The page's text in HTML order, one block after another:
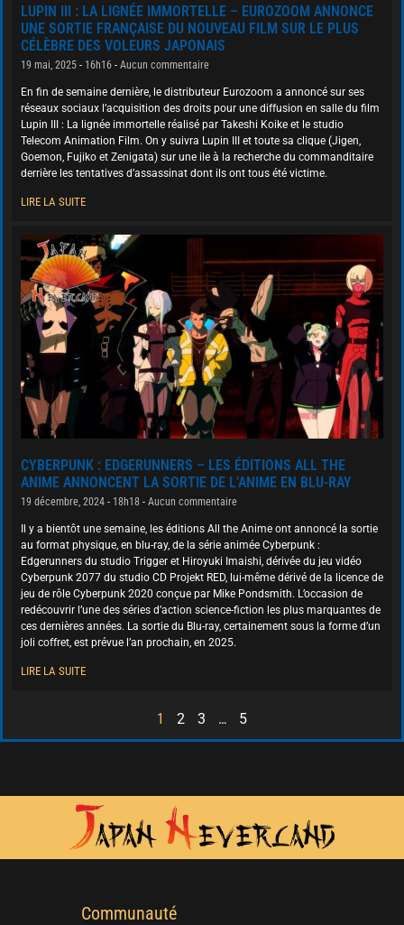
LUPIN III : LA LIGNÉE IMMORTELLE – EUROZOOM ANNONCE
UNE SORTIE FRANÇAISE DU NOUVEAU FILM SUR LE PLUS
CÉLÈBRE DES VOLEURS JAPONAIS
19 mai, 2025 16h16 Aucun commentaire
En fin de semaine dernière, le distributeur Eurozoom a annoncé sur ses
réseaux sociaux l’acquisition des droits pour une diffusion en salle du film
Lupin III : La lignée immortelle réalisé par Takeshi Koike et le studio
Telecom Animation Film. On y suivra Lupin III et toute sa clique (Jigen,
Goemon, Fujiko et Zenigata) sur une ile à la recherche du commanditaire
derrière les tentatives d’assassinat dont ils ont tous été victime.
LIRE LA SUITE
CYBERPUNK : EDGERUNNERS – LES ÉDITIONS ALL THE
ANIME ANNONCENT LA SORTIE DE L’ANIME EN BLU-RAY
19 décembre, 2024 18h18 Aucun commentaire
Il y a bientôt une semaine, les éditions All the Anime ont annoncé la sortie
au format physique, en blu-ray, de la série animée Cyberpunk :
Edgerunners du studio Trigger et Hiroyuki Imaishi, dérivée du jeu vidéo
Cyberpunk 2077 du studio CD Projekt RED, lui-même dérivé de la licence de
jeu de rôle Cyberpunk 2020 conçue par Mike Pondsmith. L’occasion de
redécouvrir l’une des séries d’action science-fiction les plus marquantes de
ces dernières années. La sortie du Blu-ray, certainement sous la forme d’un
joli coffret, est prévue l’an prochain, en 2025.
LIRE LA SUITE
1 2 3 … 5
Communauté